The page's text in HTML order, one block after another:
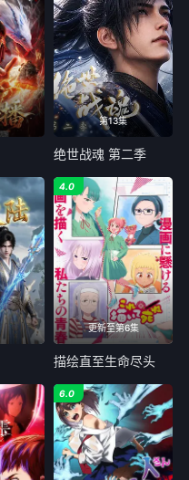
第13集
绝世战魂 第二季
更新至第6集
4.0
描绘直至生命尽头
6.0